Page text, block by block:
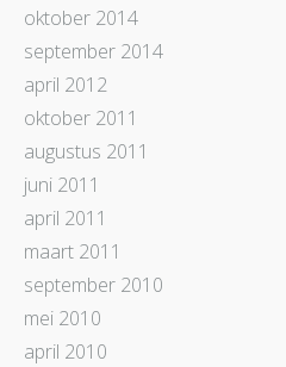
oktober 2014
september 2014
april 2012
oktober 2011
augustus 2011
juni 2011
april 2011
maart 2011
september 2010
mei 2010
april 2010